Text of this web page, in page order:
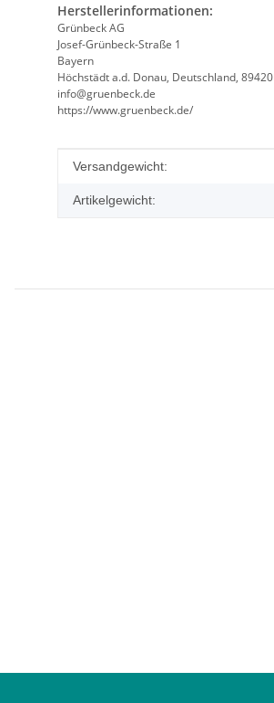
Herstellerinformationen:
Grünbeck AG
Josef-Grünbeck-Straße 1
Bayern
Höchstädt a.d. Donau, Deutschland, 89420
info@gruenbeck.de
https://www.gruenbeck.de/
Produkteigenschaft
Wert
Versandgewicht:
Artikelgewicht: